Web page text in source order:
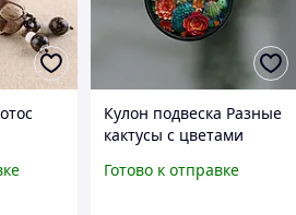
Кулон подвеска Разные
кактусы с цветами
Готово к отправке